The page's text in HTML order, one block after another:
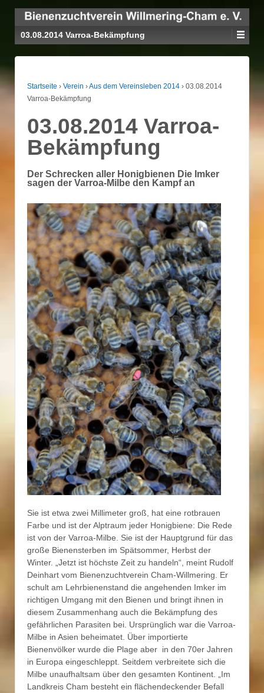
03.08.2014 Varroa-Bekämpfung
Startseite › Verein ›Aus dem Vereinsleben 2014 › 03.08.2014
Varroa-Bekämpfung
03.08.2014 Varroa-
Bekämpfung
Der Schrecken aller Honigbienen Die Imker
sagen der Varroa-Milbe den Kampf an
Sie ist etwa zwei Millimeter groß, hat eine rotbrauen
Farbe und ist der Alptraum jeder Honigbiene: Die Rede
ist von der Varroa-Milbe. Sie ist der Hauptgrund für das
große Bienensterben im Spätsommer, Herbst der
Winter. „Jetzt ist höchste Zeit zu handeln“, meint Rudolf
Deinhart vom Bienenzuchtverein Cham-Willmering. Er
schult am Lehrbienenstand die angehenden Imker im
richtigen Umgang mit den Bienen und bringt ihnen in
diesem Zusammenhang auch die Bekämpfung des
gefährlichen Parasiten bei. Ursprünglich war die Varroa-
Milbe in Asien beheimatet. Über importierte
Bienenvölker wurde die Plage aber in den 70er Jahren
in Europa eingeschleppt. Seitdem verbreitete sich die
Milbe unaufhaltsam über den gesamten Kontinent. „Im
Landkreis Cham besteht ein flächendeckender Befall